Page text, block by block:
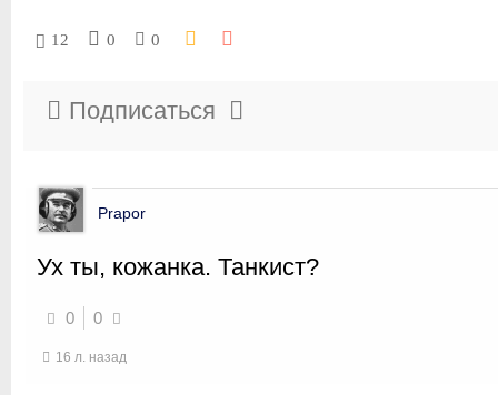
12 0 0
Подписаться
Prapor
Ух ты, кожанка. Танкист?
0 0
16 л. назад